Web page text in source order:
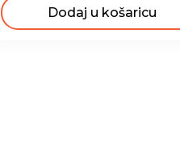
Dodaj u košaricu